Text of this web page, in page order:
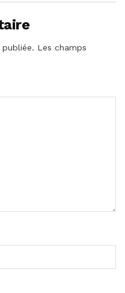
Les champs